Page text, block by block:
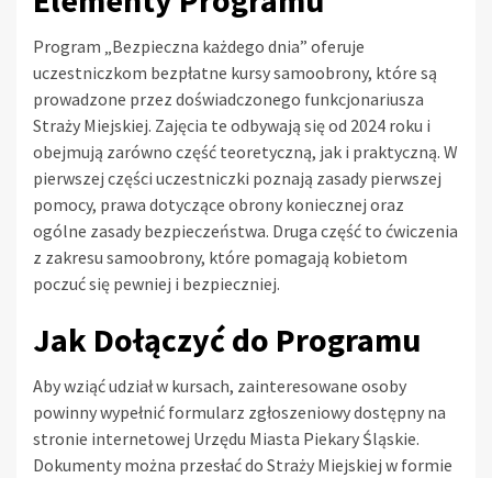
Program „Bezpieczna każdego dnia” oferuje
uczestniczkom bezpłatne kursy samoobrony, które są
prowadzone przez doświadczonego funkcjonariusza
Straży Miejskiej. Zajęcia te odbywają się od 2024 roku i
obejmują zarówno część teoretyczną, jak i praktyczną. W
pierwszej części uczestniczki poznają zasady pierwszej
pomocy, prawa dotyczące obrony koniecznej oraz
ogólne zasady bezpieczeństwa. Druga część to ćwiczenia
z zakresu samoobrony, które pomagają kobietom
poczuć się pewniej i bezpieczniej.
Jak Dołączyć do Programu
Aby wziąć udział w kursach, zainteresowane osoby
powinny wypełnić formularz zgłoszeniowy dostępny na
stronie internetowej Urzędu Miasta Piekary Śląskie.
Dokumenty można przesłać do Straży Miejskiej w formie